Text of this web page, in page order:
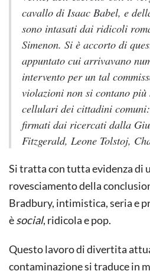
cavallo di Isaac Babel, e
sono intasati dai ridicoli
Simenon. Si è accorto di
appuntato cui arrivavano
intervento per un tal
violazioni non si contano
cellulari dei cittadini
firmati dai ricercati dalla
Fitzgerald, Leone Tolstoj,
Si tratta con tutta evidenza di
rovesciamento della
Bradbury, intimistica, seria e
èsocial, ridicola e pop.
Questo lavoro di divertita
contaminazione si traduce in